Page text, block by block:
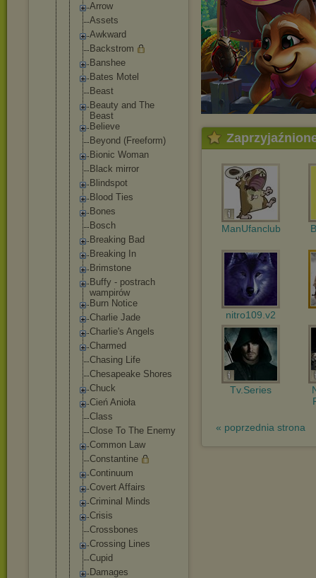
Arrow
Assets
Awkward
Backstrom
Banshee
Bates Motel
Beast
Beauty and The
Beast
Believe
Beyond (Freeform)
Bionic Woman
Black mirror
Blindspot
Blood Ties
Bones
Bosch
Breaking Bad
Breaking In
Brimstone
Buffy - postrach
wampirów
Burn Notice
Charlie Jade
Charlie's Angels
Charmed
Chasing Life
Chesapeake Shores
Chuck
Cień Anioła
Class
Close To The Enemy
Common Law
Constantine
Continuum
Covert Affairs
Criminal Minds
Crisis
Crossbones
Crossing Lines
Cupid
Damages
ManUfanclub
nitro109.v2
Tv.Series
« poprzednia strona